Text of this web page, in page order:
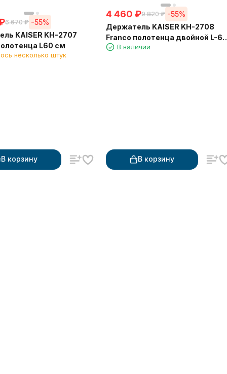
6 670 ₽ -55%
KAISER KH-2707
L60 см
несколько штук
В корзину
4 460 ₽9 820 ₽ -55%
Держатель KAISER KH-2708
Franco полотенца двойной L-60
см В наличии
В корзину